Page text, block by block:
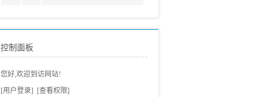
控制面板
您好,欢迎到访网站!
[用户登录]
[查看权限]